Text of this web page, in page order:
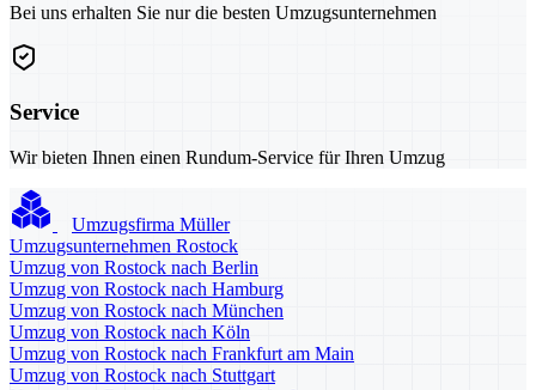
Bei uns erhalten Sie nur die besten Umzugsunternehmen
Service
Wir bieten Ihnen einen Rundum-Service für Ihren Umzug
Umzugsfirma Müller
Umzugsunternehmen Rostock
Umzug von Rostock nach Berlin
Umzug von Rostock nach Hamburg
Umzug von Rostock nach München
Umzug von Rostock nach Köln
Umzug von Rostock nach Frankfurt am Main
Umzug von Rostock nach Stuttgart